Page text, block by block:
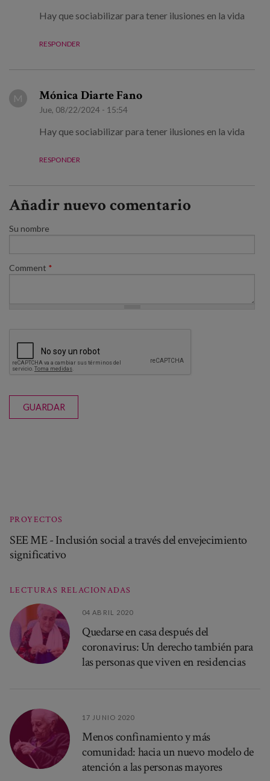
Hay que sociabilizar para tener ilusiones en la vida
RESPONDER
M Mónica Diarte Fano
Jue, 08/22/2024 - 15:54
Hay que sociabilizar para tener ilusiones en la vida
RESPONDER
Añadir nuevo comentario
Su nombre
Comment *
GUARDAR
PROYECTOS
SEE ME - Inclusión social a través del envejecimiento
significativo
LECTURAS RELACIONADAS
04 ABRIL 2020
Quedarse en casa después del
coronavirus: Un derecho también para
las personas que viven en residencias
17 JUNIO 2020
Menos confinamiento y más
comunidad: hacia un nuevo modelo de
atención a las personas mayores